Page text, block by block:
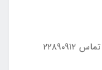
مرکز مشاوره ره‌یافتگان سلامت. شماره تماس ۲۲۸۹۰۹۱۲